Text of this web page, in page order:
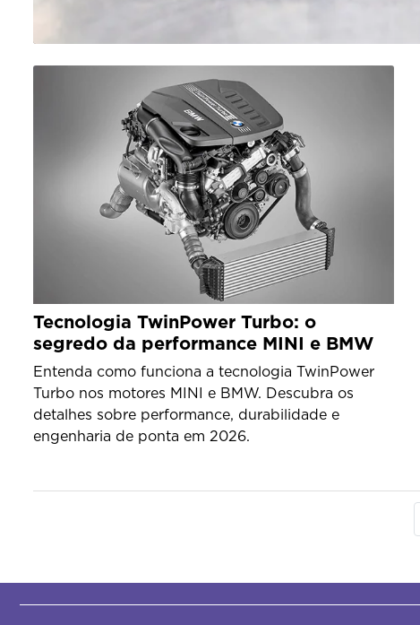
Tecnologia TwinPower Turbo: o
segredo da performance MINI e BMW
Entenda como funciona a tecnologia TwinPower
Turbo nos motores MINI e BMW. Descubra os
detalhes sobre performance, durabilidade e
engenharia de ponta em 2026.